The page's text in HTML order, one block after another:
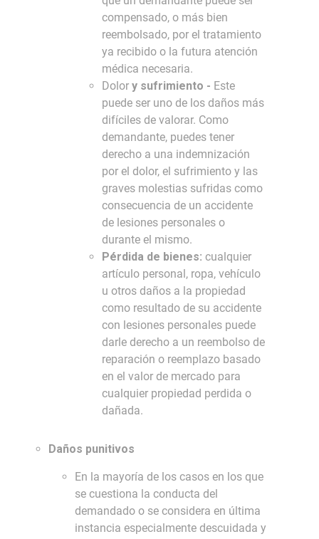
compensado, o más bien
reembolsado, por el tratamiento
ya recibido o la futura atención
médica necesaria.
Dolor y sufrimiento - Este
puede ser uno de los daños más
difíciles de valorar. Como
demandante, puedes tener
derecho a una indemnización
por el dolor, el sufrimiento y las
graves molestias sufridas como
consecuencia de un accidente
de lesiones personales o
durante el mismo.
Pérdida de bienes: cualquier
artículo personal, ropa, vehículo
u otros daños a la propiedad
como resultado de su accidente
con lesiones personales puede
darle derecho a un reembolso de
reparación o reemplazo basado
en el valor de mercado para
cualquier propiedad perdida o
dañada.
Daños punitivos
En la mayoría de los casos en los que
se cuestiona la conducta del
demandado o se considera en última
instancia especialmente descuidada y